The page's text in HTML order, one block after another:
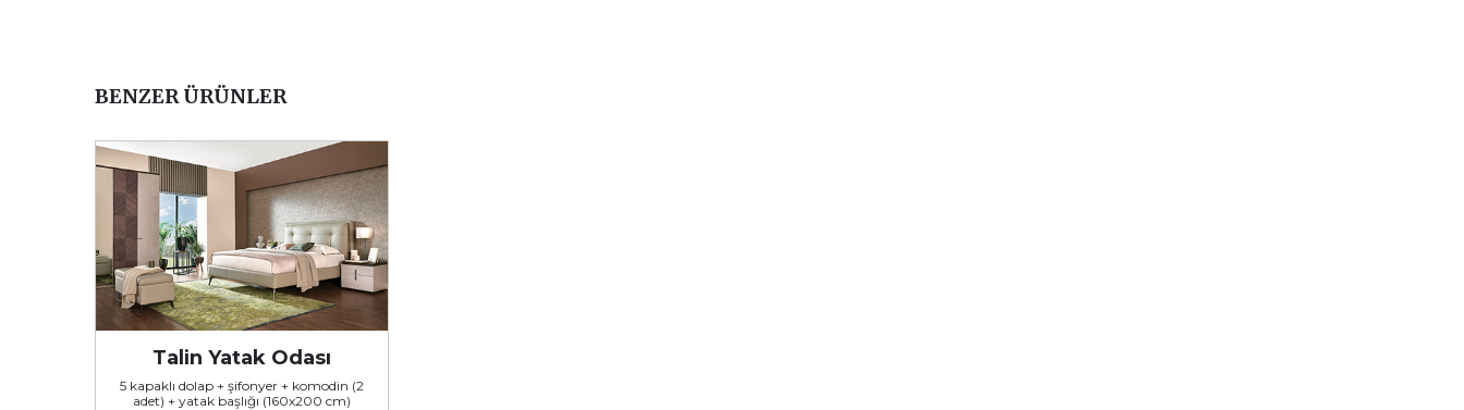
BENZER ÜRÜNLER
Talin Yatak Odası
5 kapaklı dolap + şifonyer + komodin (2
adet) + yatak başlığı (160x200 cm)